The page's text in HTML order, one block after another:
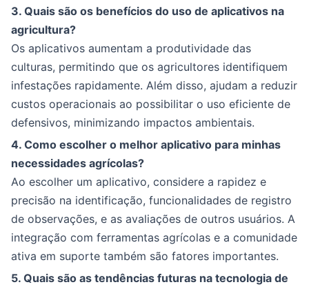
3. Quais são os benefícios do uso de aplicativos na
agricultura?
Os aplicativos aumentam a produtividade das
culturas, permitindo que os agricultores identifiquem
infestações rapidamente. Além disso, ajudam a reduzir
custos operacionais ao possibilitar o uso eficiente de
defensivos, minimizando impactos ambientais.
4. Como escolher o melhor aplicativo para minhas
necessidades agrícolas?
Ao escolher um aplicativo, considere a rapidez e
precisão na identificação, funcionalidades de registro
de observações, e as avaliações de outros usuários. A
integração com ferramentas agrícolas e a comunidade
ativa em suporte também são fatores importantes.
5. Quais são as tendências futuras na tecnologia de